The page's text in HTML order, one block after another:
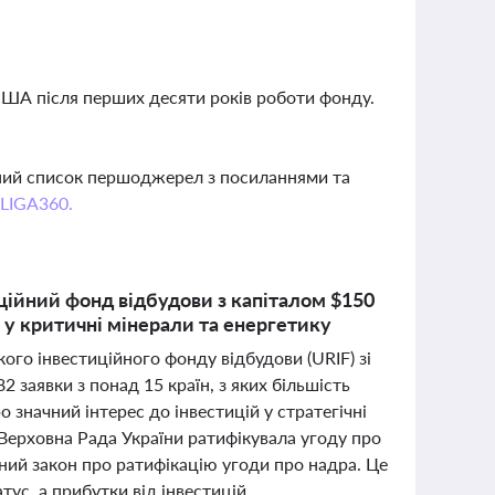
після перших десяти років роботи фонду.
список першоджерел з посиланнями та
фонд відбудови з капіталом $150
критичні мінерали та енергетику
інвестиційного фонду відбудови (URIF) зі
з понад 15 країн, з яких більшість
інтерес до інвестицій у стратегічні
Рада України ратифікувала угоду про
закон про ратифікацію угоди про надра. Це
а прибутки від інвестицій